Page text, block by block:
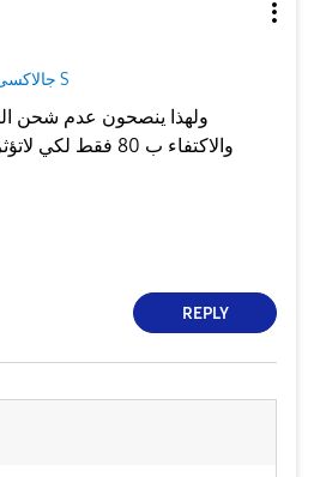
جالاكسى S
والاكتفاء ب 80
REPLY